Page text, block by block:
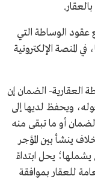
الوساطة التي
المنصة الإلكترونية
العقارية- الضمان إن
ويحفظ لديها إلى
أو ما تبقى منه
ينشأ بين المؤجر
يشملها؛ يحل ابتداءً
للعقار بموافقة